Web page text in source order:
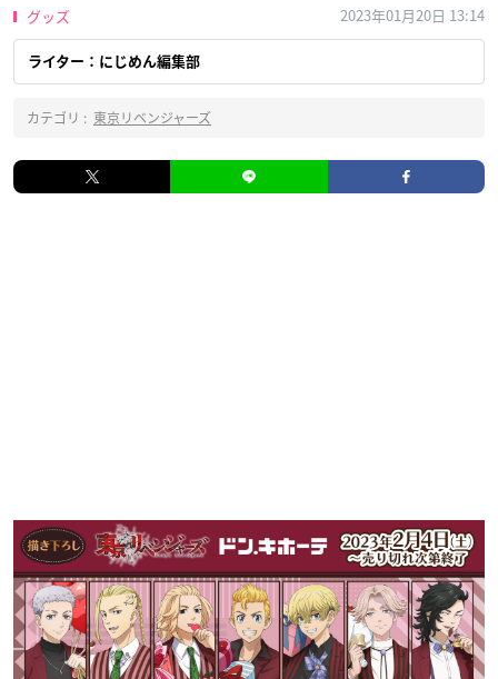
グッズ 2023年01月20日 13:14
ライター：にじめん編集部
カテゴリ : 東京リベンジャーズ